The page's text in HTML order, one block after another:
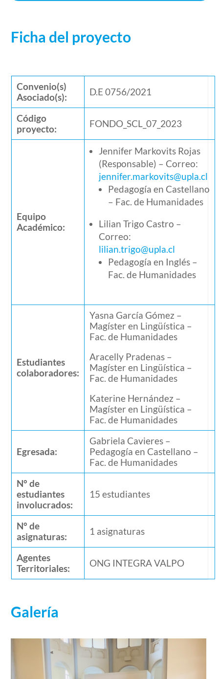
Ficha del proyecto
Convenio(s)
Asociado(s):
D.E 0756/2021
Código
proyecto:
FONDO_SCL_07_2023
Equipo
Académico:
Jennifer Markovits Rojas
(Responsable) – Correo:
jennifer.markovits@upla.cl
Pedagogía en Castellano
– Fac. de Humanidades
Lilian Trigo Castro –
Correo:
lilian.trigo@upla.cl
Pedagogía en Inglés –
Fac. de Humanidades
Estudiantes
colaboradores:
Yasna García Gómez –
Magíster en Lingüística –
Fac. de Humanidades
Aracelly Pradenas –
Magíster en Lingüística –
Fac. de Humanidades
Katerine Hernández –
Magíster en Lingüística –
Fac. de Humanidades
Egresada:
Gabriela Cavieres –
Pedagogía en Castellano –
Fac. de Humanidades
N° de
estudiantes
involucrados:
15 estudiantes
N° de
asignaturas:
1 asignaturas
Agentes
Territoriales:
ONG INTEGRA VALPO
Galería